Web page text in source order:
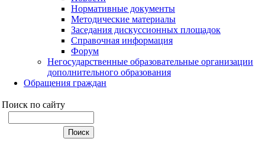
Нормативные документы
Методические материалы
Заседания дискуссионных площадок
Справочная информация
Форум
Негосударственные образовательные организации
дополнительного образования
Обращения граждан
Поиск по сайту